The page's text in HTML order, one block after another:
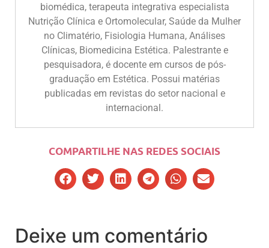
biomédica, terapeuta integrativa especialista
Nutrição Clínica e Ortomolecular, Saúde da Mulher
no Climatério, Fisiologia Humana, Análises
Clínicas, Biomedicina Estética. Palestrante e
pesquisadora, é docente em cursos de pós-
graduação em Estética. Possui matérias
publicadas em revistas do setor nacional e
internacional.
COMPARTILHE NAS REDES SOCIAIS
Deixe um comentário